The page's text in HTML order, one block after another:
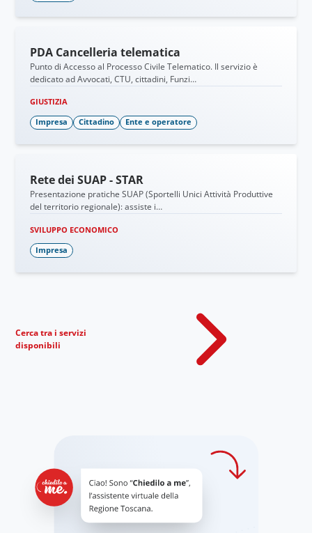
PDA Cancelleria telematica
Punto di Accesso al Processo Civile Telematico. Il servizio è
dedicato ad Avvocati, CTU, cittadini, Funzi…
GIUSTIZIA
Impresa Cittadino Ente e operatore
Rete dei SUAP - STAR
Presentazione pratiche SUAP (Sportelli Unici Attività Produttive
del territorio regionale): assiste i…
SVILUPPO ECONOMICO
Impresa
Cerca tra i servizi
disponibili